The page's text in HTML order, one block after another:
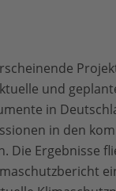
und
in
in den
Die Ergebnisse